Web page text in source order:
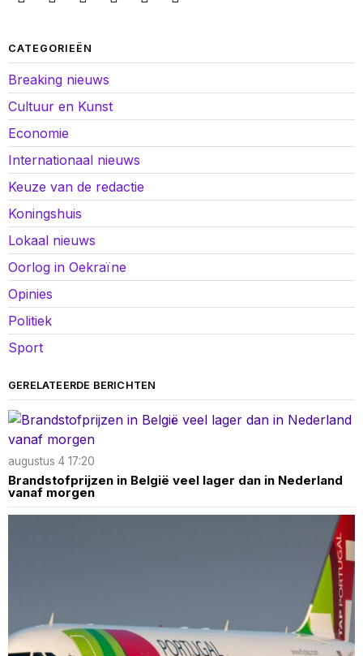
CATEGORIEËN
Breaking nieuws
Cultuur en Kunst
Economie
Internationaal nieuws
Keuze van de redactie
Koningshuis
Lokaal nieuws
Oorlog in Oekraïne
Opinies
Politiek
Sport
GERELATEERDE BERICHTEN
augustus 4 17:20
Brandstofprijzen in België veel lager dan in Nederland
vanaf morgen